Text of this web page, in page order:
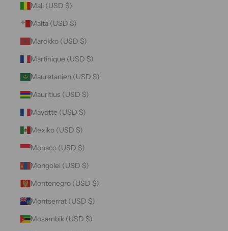
Mali (USD $)
Malta (USD $)
Marokko (USD $)
Martinique (USD $)
Mauretanien (USD $)
Mauritius (USD $)
Mayotte (USD $)
Mexiko (USD $)
Monaco (USD $)
Mongolei (USD $)
Montenegro (USD $)
Montserrat (USD $)
Mosambik (USD $)